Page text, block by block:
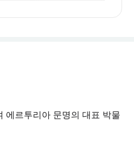
에르투리아 문명의 대표 박물